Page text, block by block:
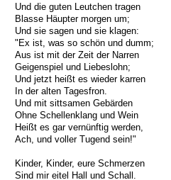
Und die guten Leutchen tragen
Blasse Häupter morgen um;
Und sie sagen und sie klagen:
"Ex ist, was so schön und dumm;
Aus ist mit der Zeit der Narren
Geigenspiel und Liebeslohn;
Und jetzt heißt es wieder karren
In der alten Tagesfron.
Und mit sittsamen Gebärden
Ohne Schellenklang und Wein
Heißt es gar vernünftig werden,
Ach, und voller Tugend sein!"
Kinder, Kinder, eure Schmerzen
Sind mir eitel Hall und Schall.